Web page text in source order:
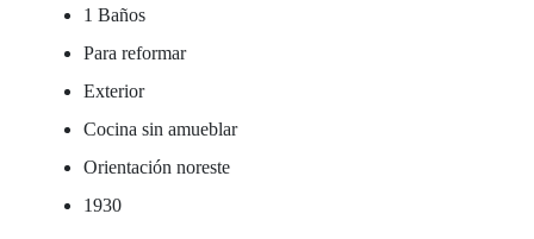
1 Baños
Para reformar
Exterior
Cocina sin amueblar
Orientación noreste
1930